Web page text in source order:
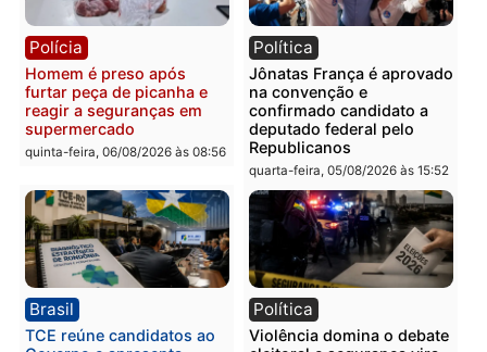
Homem é esfaqueado no
tórax durante briga com
vizinho no bairro Ulysses
Guimarães
quinta-feira, 06/08/2026 às 09:24
Três suspeitos ligados a
facção criminosa são
presos por receptação e
adulteração de veículos
em Porto Velho
quinta-feira, 06/08/2026 às
Polícia
Homem é preso com
drogas durante ação da
PM no Castanheira
Polícia
Polícia Civil prende dois
homens por tortura,
tráfico e posse de arma